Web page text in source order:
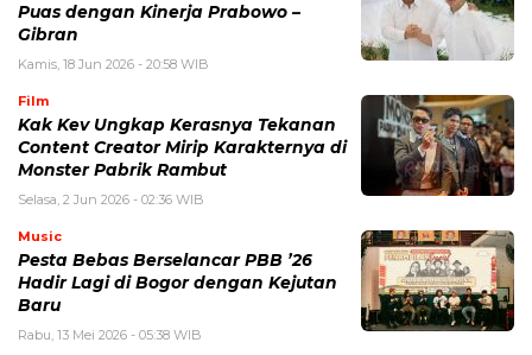
Puas dengan Kinerja Prabowo –
Gibran
Kamis, 18 Jun 2026 - 20:58 WIB
Film
Kak Kev Ungkap Kerasnya Tekanan
Content Creator Mirip Karakternya di
Monster Pabrik Rambut
Selasa, 2 Jun 2026 - 02:36 WIB
Music
Pesta Bebas Berselancar PBB ’26
Hadir Lagi di Bogor dengan Kejutan
Baru
Rabu, 13 Mei 2026 - 05:38 WIB